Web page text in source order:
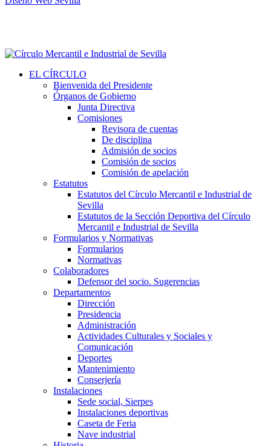
EL CÍRCULO
Bienvenida del Presidente
Órganos de Gobierno
Junta Directiva
Comisiones
Revisora de cuentas
De disciplina
Admisión de socios
Comisión de socios
Comisión de apelación
Estatutos
Estatutos del Círculo Mercantil e Industrial de
Sevilla
Estatutos de la Sección Deportiva del Círculo
Mercantil e Industrial de Sevilla
Formularios y Normativas
Formularios
Normativas
Colaboradores
Defensor del socio. Sugerencias
Departamentos
Dirección
Presidencia
Administración
Actividades Culturales y Sociales y
Comunicación
Deportes
Mantenimiento
Conserjería
Instalaciones
Sede social, Sierpes
Instalaciones deportivas
Caseta de Feria
Nave industrial